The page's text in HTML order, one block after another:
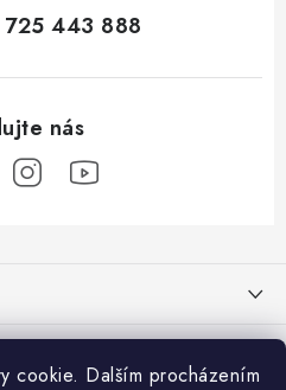
cookie. Dalším procházením
443 888